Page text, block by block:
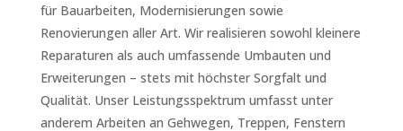
für Bauarbeiten, Modernisierungen sowie
Renovierungen aller Art. Wir realisieren sowohl kleinere
Reparaturen als auch umfassende Umbauten und
Erweiterungen – stets mit höchster Sorgfalt und
Qualität. Unser Leistungsspektrum umfasst unter
anderem Arbeiten an Gehwegen, Treppen, Fenstern